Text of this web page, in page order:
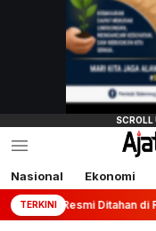
Nasional Ekonomi
TERKINIdi Rutan KPK